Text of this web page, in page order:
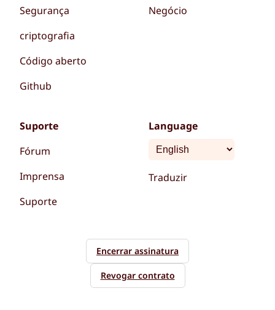
Segurança
criptografia
Código aberto
Github
Negócio
Suporte
Fórum
Imprensa
Suporte
Language
Traduzir
Encerrar assinatura
Revogar contrato